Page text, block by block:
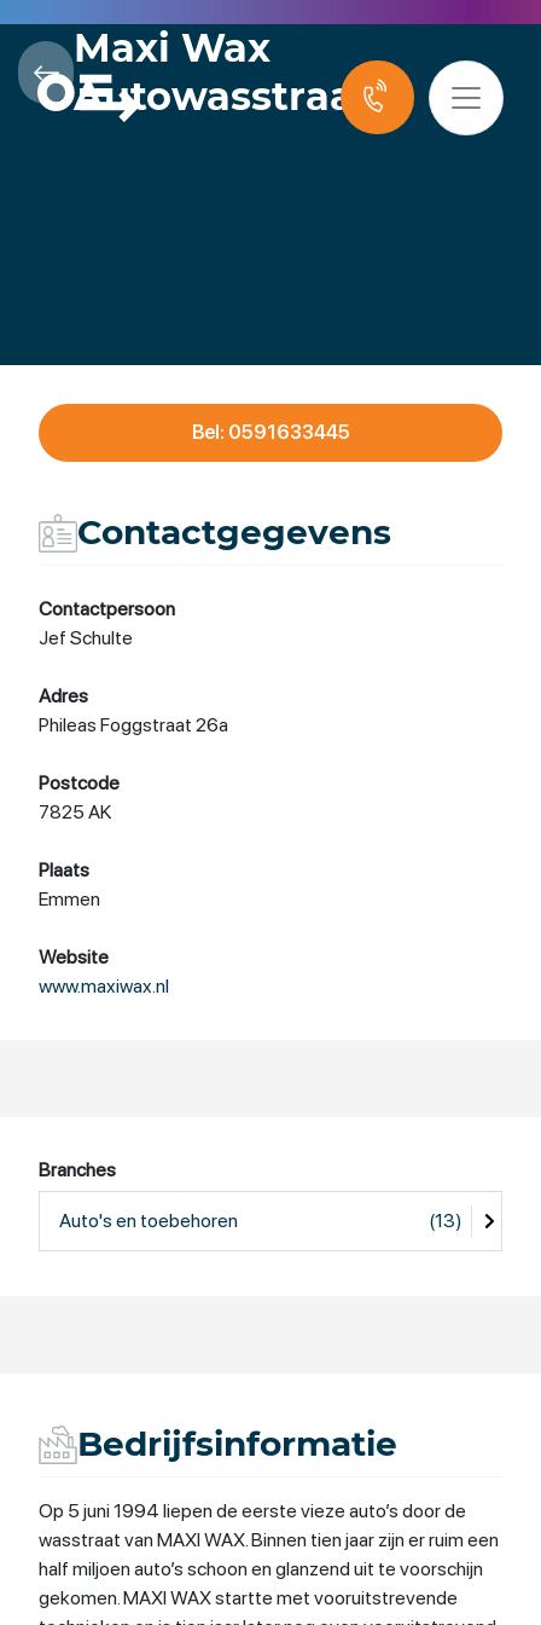
Maxi Wax
Autowasstraat
Bel: 0591633445
Contactgegevens
Contactpersoon
Jef Schulte
Adres
Phileas Foggstraat 26a
Postcode
7825 AK
Plaats
Emmen
Website
www.maxiwax.nl
Branches
Auto's en toebehoren (13)
Bedrijfsinformatie
Op 5 juni 1994 liepen de eerste vieze auto’s door de
wasstraat van MAXI WAX. Binnen tien jaar zijn er ruim een
half miljoen auto’s schoon en glanzend uit te voorschijn
gekomen. MAXI WAX startte met vooruitstrevende